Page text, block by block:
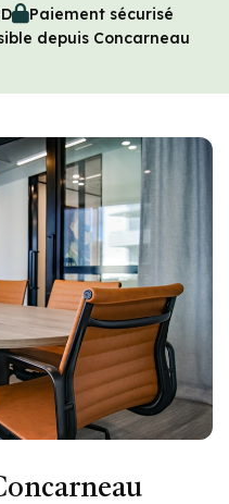
Paiement sécurisé
depuis Concarneau